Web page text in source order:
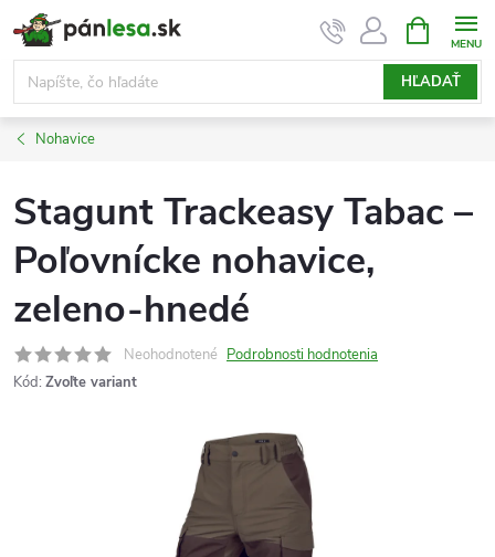
Prejsť
na
obsah
HĽADAŤ
KOŠÍK
Nohavice
Stagunt Trackeasy Tabac –
Poľovnícke nohavice,
zeleno-hnedé
Neohodnotené Podrobnosti hodnotenia
Kód: Zvoľte variant